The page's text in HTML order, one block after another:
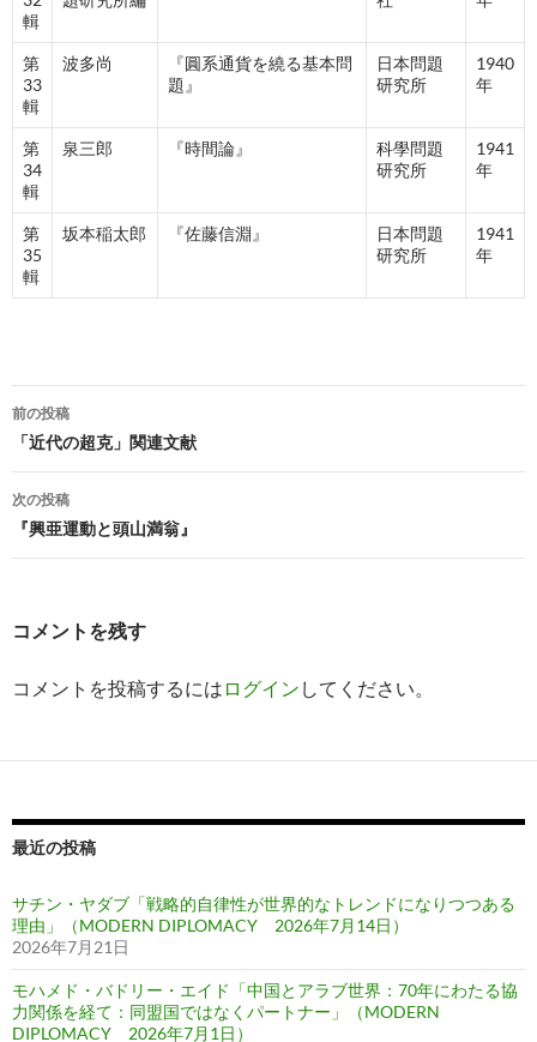
輯
第
33
輯
波多尚
『圓系通貨を繞る基本問
題』
日本問題
研究所
1940
年
第
34
輯
泉三郎 『時間論』
科學問題
研究所
1941
年
第
35
輯
坂本稲太郎 『佐藤信淵』
日本問題
研究所
1941
年
投
稿
ナ
ビ
ゲ
ョ
前の投稿
「近代の超克」関連文献
次の投稿
『興亜運動と頭山満翁』
コメントを残す
コメントを投稿するには ログイン してください。
最近の投稿
サチン・ヤダブ「戦略的自律性が世界的なトレンドになりつつある
理由」（MODERN DIPLOMACY 2026年7月14日）
2026年7月21日
モハメド・バドリー・エイド「中国とアラブ世界：70年にわたる協
力関係を経て：同盟国ではなくパートナー」（MODERN
DIPLOMACY 2026年7月1日）